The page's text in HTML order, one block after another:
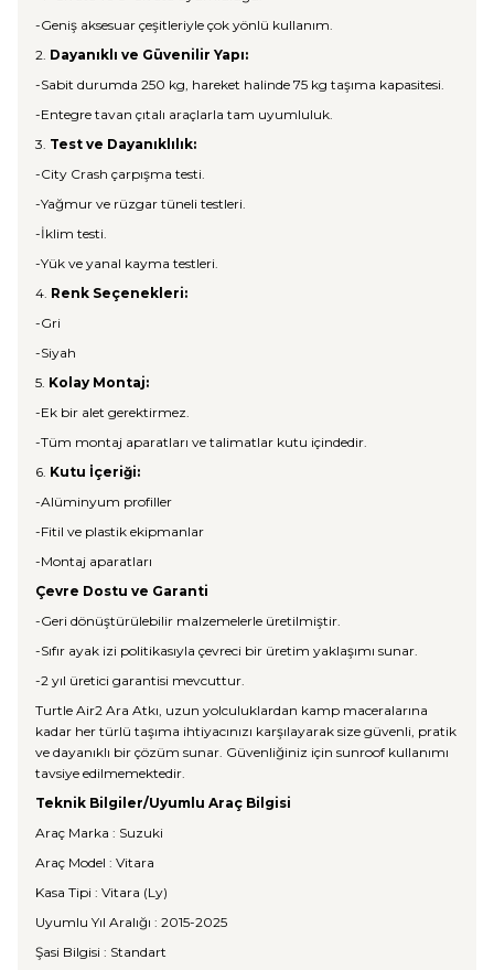
-Geniş aksesuar çeşitleriyle çok yönlü kullanım.
2. Dayanıklı ve Güvenilir Yapı:
-Sabit durumda 250 kg, hareket halinde 75 kg taşıma kapasitesi.
-Entegre tavan çıtalı araçlarla tam uyumluluk.
3. Test ve Dayanıklılık:
-City Crash çarpışma testi.
-Yağmur ve rüzgar tüneli testleri.
-İklim testi.
-Yük ve yanal kayma testleri.
4. Renk Seçenekleri:
-Gri
-Siyah
5. Kolay Montaj:
-Ek bir alet gerektirmez.
-Tüm montaj aparatları ve talimatlar kutu içindedir.
6. Kutu İçeriği:
-Alüminyum profiller
-Fitil ve plastik ekipmanlar
-Montaj aparatları
Çevre Dostu ve Garanti
-Geri dönüştürülebilir malzemelerle üretilmiştir.
-Sıfır ayak izi politikasıyla çevreci bir üretim yaklaşımı sunar.
-2 yıl üretici garantisi mevcuttur.
Turtle Air2 Ara Atkı, uzun yolculuklardan kamp maceralarına
kadar her türlü taşıma ihtiyacınızı karşılayarak size güvenli, pratik
ve dayanıklı bir çözüm sunar. Güvenliğiniz için sunroof kullanımı
tavsiye edilmemektedir.
Teknik Bilgiler/Uyumlu Araç Bilgisi
Araç Marka : Suzuki
Araç Model : Vitara
Kasa Tipi : Vitara (Ly)
Uyumlu Yıl Aralığı : 2015-2025
Şasi Bilgisi : Standart